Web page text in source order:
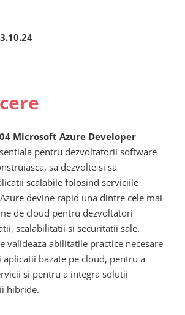
Microsoft Azure Developer
pentru dezvoltatorii software
sa dezvolte si sa
scalabile folosind serviciile
devine rapid una dintre cele mai
de cloud pentru dezvoltatori
scalabilitatii si securitatii sale.
valideaza abilitatile practice necesare
bazate pe cloud, pentru a
si pentru a integra solutii
hibride.